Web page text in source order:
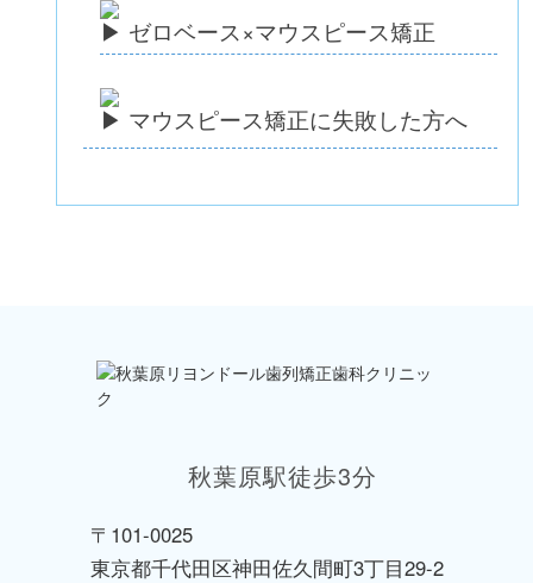
ゼロベース×マウスピース矯正
マウスピース矯正に失敗した方へ
秋葉原駅徒歩3分
〒101-0025
東京都千代田区神田佐久間町3丁目29-2